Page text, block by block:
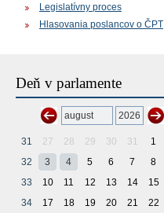
Legislatívny proces
Hlasovania poslancov o ČPT
Deň v parlamente
31 27 28 29 30 31 1
32
3 4 5 6 7 8
33
10 11 12 13 14 15
34
17 18 19 20 21 22